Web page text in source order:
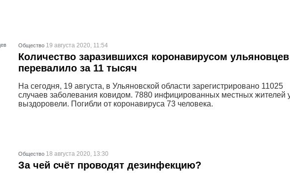
Общество 19 августа 2020, 11:54
Количество заразившихся коронавирусом ульяновцев
перевалило за 11 тысяч
На сегодня, 19 августа, в Ульяновской области зарегистрировано 11025
случаев заболевания ковидом. 7880 инфицированных местных жителей
выздоровели. Погибли от коронавируса 73 человека.
Общество 18 августа 2020, 13:30
За чей счёт проводят дезинфекцию?